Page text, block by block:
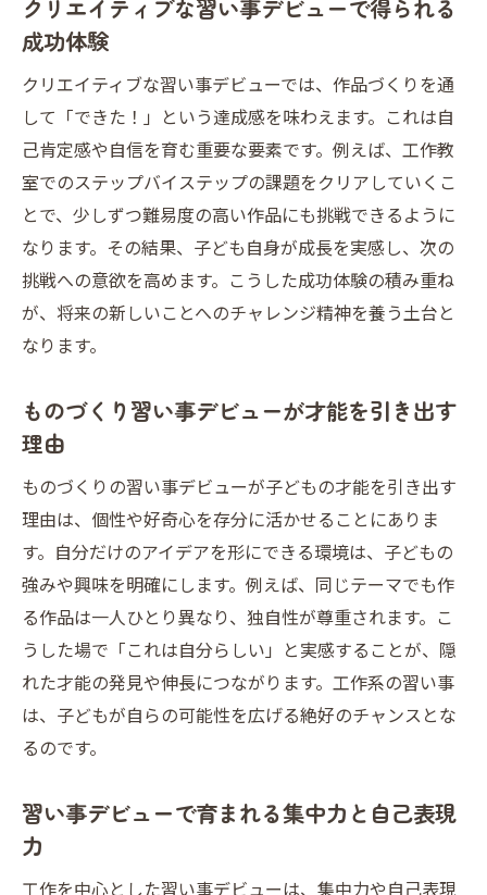
クリエイティブな習い事デビューで得られる
成功体験
クリエイティブな習い事デビューでは、作品づくりを通
して「できた！」という達成感を味わえます。これは自
己肯定感や自信を育む重要な要素です。例えば、工作教
室でのステップバイステップの課題をクリアしていくこ
とで、少しずつ難易度の高い作品にも挑戦できるように
なります。その結果、子ども自身が成長を実感し、次の
挑戦への意欲を高めます。こうした成功体験の積み重ね
が、将来の新しいことへのチャレンジ精神を養う土台と
なります。
ものづくり習い事デビューが才能を引き出す
理由
ものづくりの習い事デビューが子どもの才能を引き出す
理由は、個性や好奇心を存分に活かせることにありま
す。自分だけのアイデアを形にできる環境は、子どもの
強みや興味を明確にします。例えば、同じテーマでも作
る作品は一人ひとり異なり、独自性が尊重されます。こ
うした場で「これは自分らしい」と実感することが、隠
れた才能の発見や伸長につながります。工作系の習い事
は、子どもが自らの可能性を広げる絶好のチャンスとな
るのです。
習い事デビューで育まれる集中力と自己表現
力
工作を中心とした習い事デビューは、集中力や自己表現